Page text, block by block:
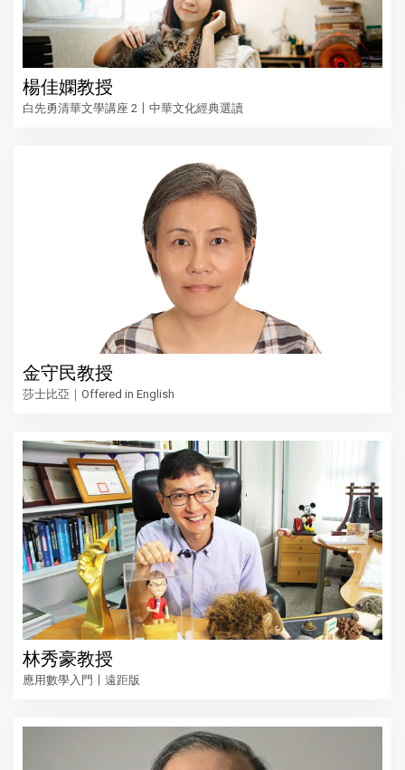
楊佳嫻教授
白先勇清華文學講座 2〡中華文化經典選讀
金守民教授
莎士比亞｜Offered in English
林秀豪教授
應用數學入門〡遠距版